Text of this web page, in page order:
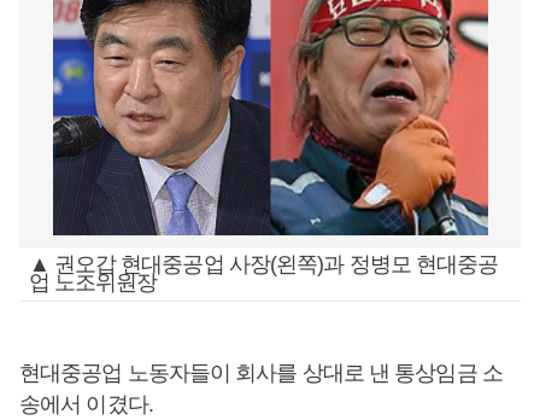
▲ 권오갑 현대중공업 사장(왼쪽)과 정병모 현대중공
업 노조위원장
현대중공업 노동자들이 회사를 상대로 낸 통상임금 소
송에서 이겼다.